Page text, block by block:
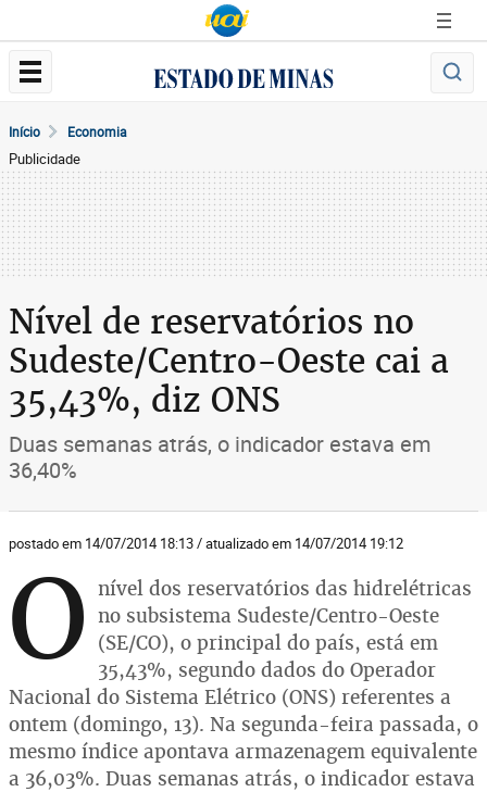
Início Economia
Publicidade
Nível de reservatórios no
Sudeste/Centro-Oeste cai a
35,43%, diz ONS
Duas semanas atrás, o indicador estava em
36,40%
postado em 14/07/2014 18:13 / atualizado em 14/07/2014 19:12
O nível dos reservatórios das hidrelétricas
no subsistema Sudeste/Centro-Oeste
(SE/CO), o principal do país, está em
35,43%, segundo dados do Operador
Nacional do Sistema Elétrico (ONS) referentes a
ontem (domingo, 13). Na segunda-feira passada, o
mesmo índice apontava armazenagem equivalente
a 36,03%. Duas semanas atrás, o indicador estava